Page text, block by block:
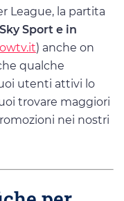
League, la partita
Sport e in
) anche on
qualche
utenti attivi lo
trovare maggiori
nei nostri